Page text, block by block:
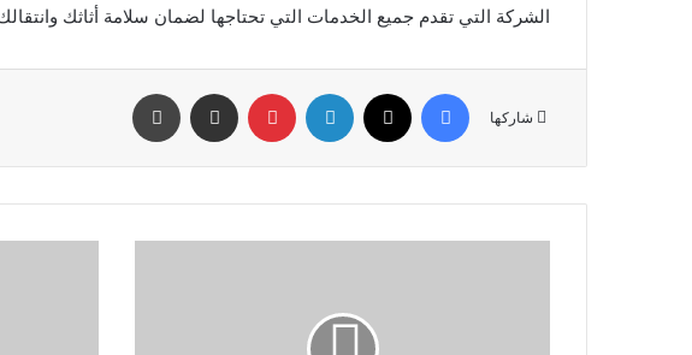
الشركة التي تقدم جميع الخدمات التي تحتاجها لضمان سلامة أثاثك
شاركها